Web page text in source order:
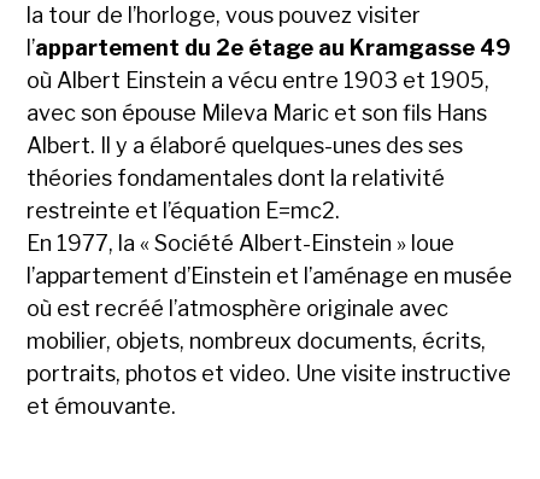
la tour de l’horloge, vous pouvez visiter
l’appartement du 2e étage au Kramgasse 49
où Albert Einstein a vécu entre 1903 et 1905,
avec son épouse Mileva Maric et son fils Hans
Albert. Il y a élaboré quelques-unes des ses
théories fondamentales dont la relativité
restreinte et l’équation E=mc2.
En 1977, la « Société Albert-Einstein » loue
l’appartement d’Einstein et l’aménage en musée
où est recréé l’atmosphère originale avec
mobilier, objets, nombreux documents, écrits,
portraits, photos et video. Une visite instructive
et émouvante.